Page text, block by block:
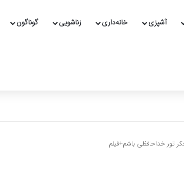
آشپزی خانه‌داری زناشویی گوناگون
تور خداحافظی باشم+فیلم